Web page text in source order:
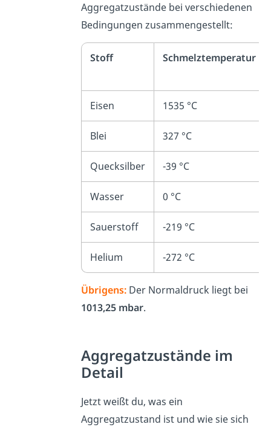
Aggregatzustände bei verschiedenen
Bedingungen zusammengestellt:
Stoff Schmelztemperatur
Eisen 1535 °C
Blei 327 °C
Quecksilber -39 °C
Wasser 0 °C
Sauerstoff -219 °C
Helium -272 °C
Übrigens: Der Normaldruck liegt bei
1013,25 mbar.
Aggregatzustände im
Detail
Jetzt weißt du, was ein
Aggregatzustand ist und wie sie sich